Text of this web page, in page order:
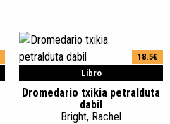
Libro
18.5€
Dromedario txikia petralduta
dabil
Bright, Rachel